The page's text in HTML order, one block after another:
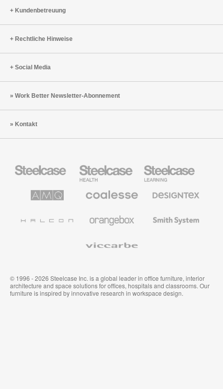
Kundenbetreuung
Rechtliche Hinweise
Social Media
Work Better Newsletter-Abonnement
Kontakt
Büromöbel
Health
Education
Möbel
Solutions
Büromöbel
Textilien
System
© 1996 - 2026 Steelcase Inc. is a global leader in office furniture, interior
architecture and space solutions for offices, hospitals and classrooms. Our
furniture is inspired by innovative research in workspace design.